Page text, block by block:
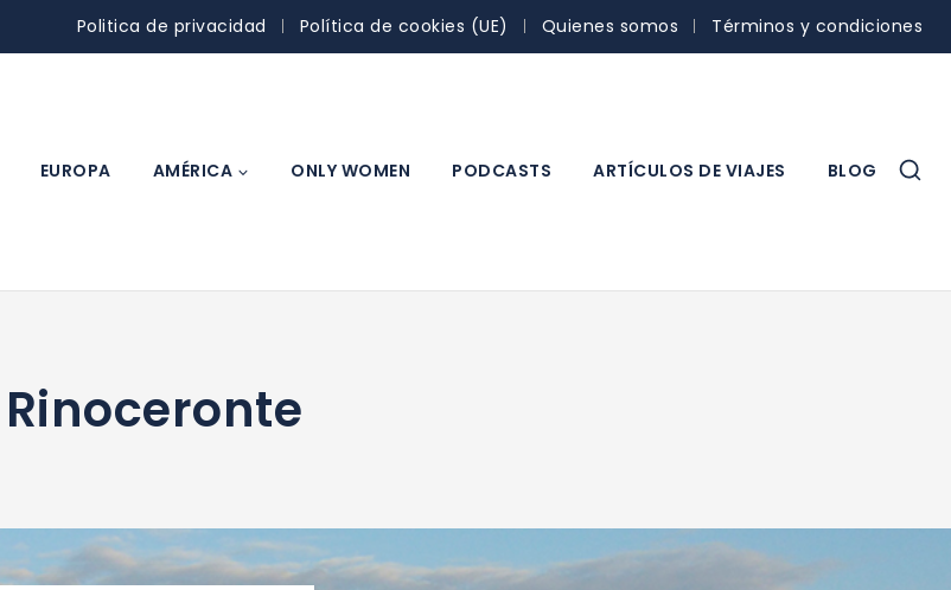
Politica de privacidad Política de cookies (UE) Quienes somos Términos y condiciones
EUROPA AMÉRICA ONLY WOMEN PODCASTS ARTÍCULOS DE VIAJES BLOG
Rinoceronte